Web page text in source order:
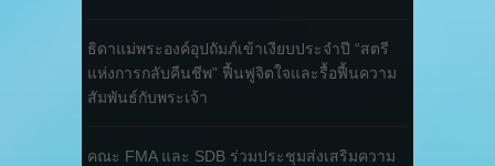
ธิดาแม่พระองค์อุปถัมภ์เข้าเงียบประจำปี “สตรี
แห่งการกลับคืนชีพ” ฟื้นฟูจิตใจและรื้อฟื้นความ
สัมพันธ์กับพระเจ้า
คณะ FMA และ SDB ร่วมประชุมส่งเสริมความ